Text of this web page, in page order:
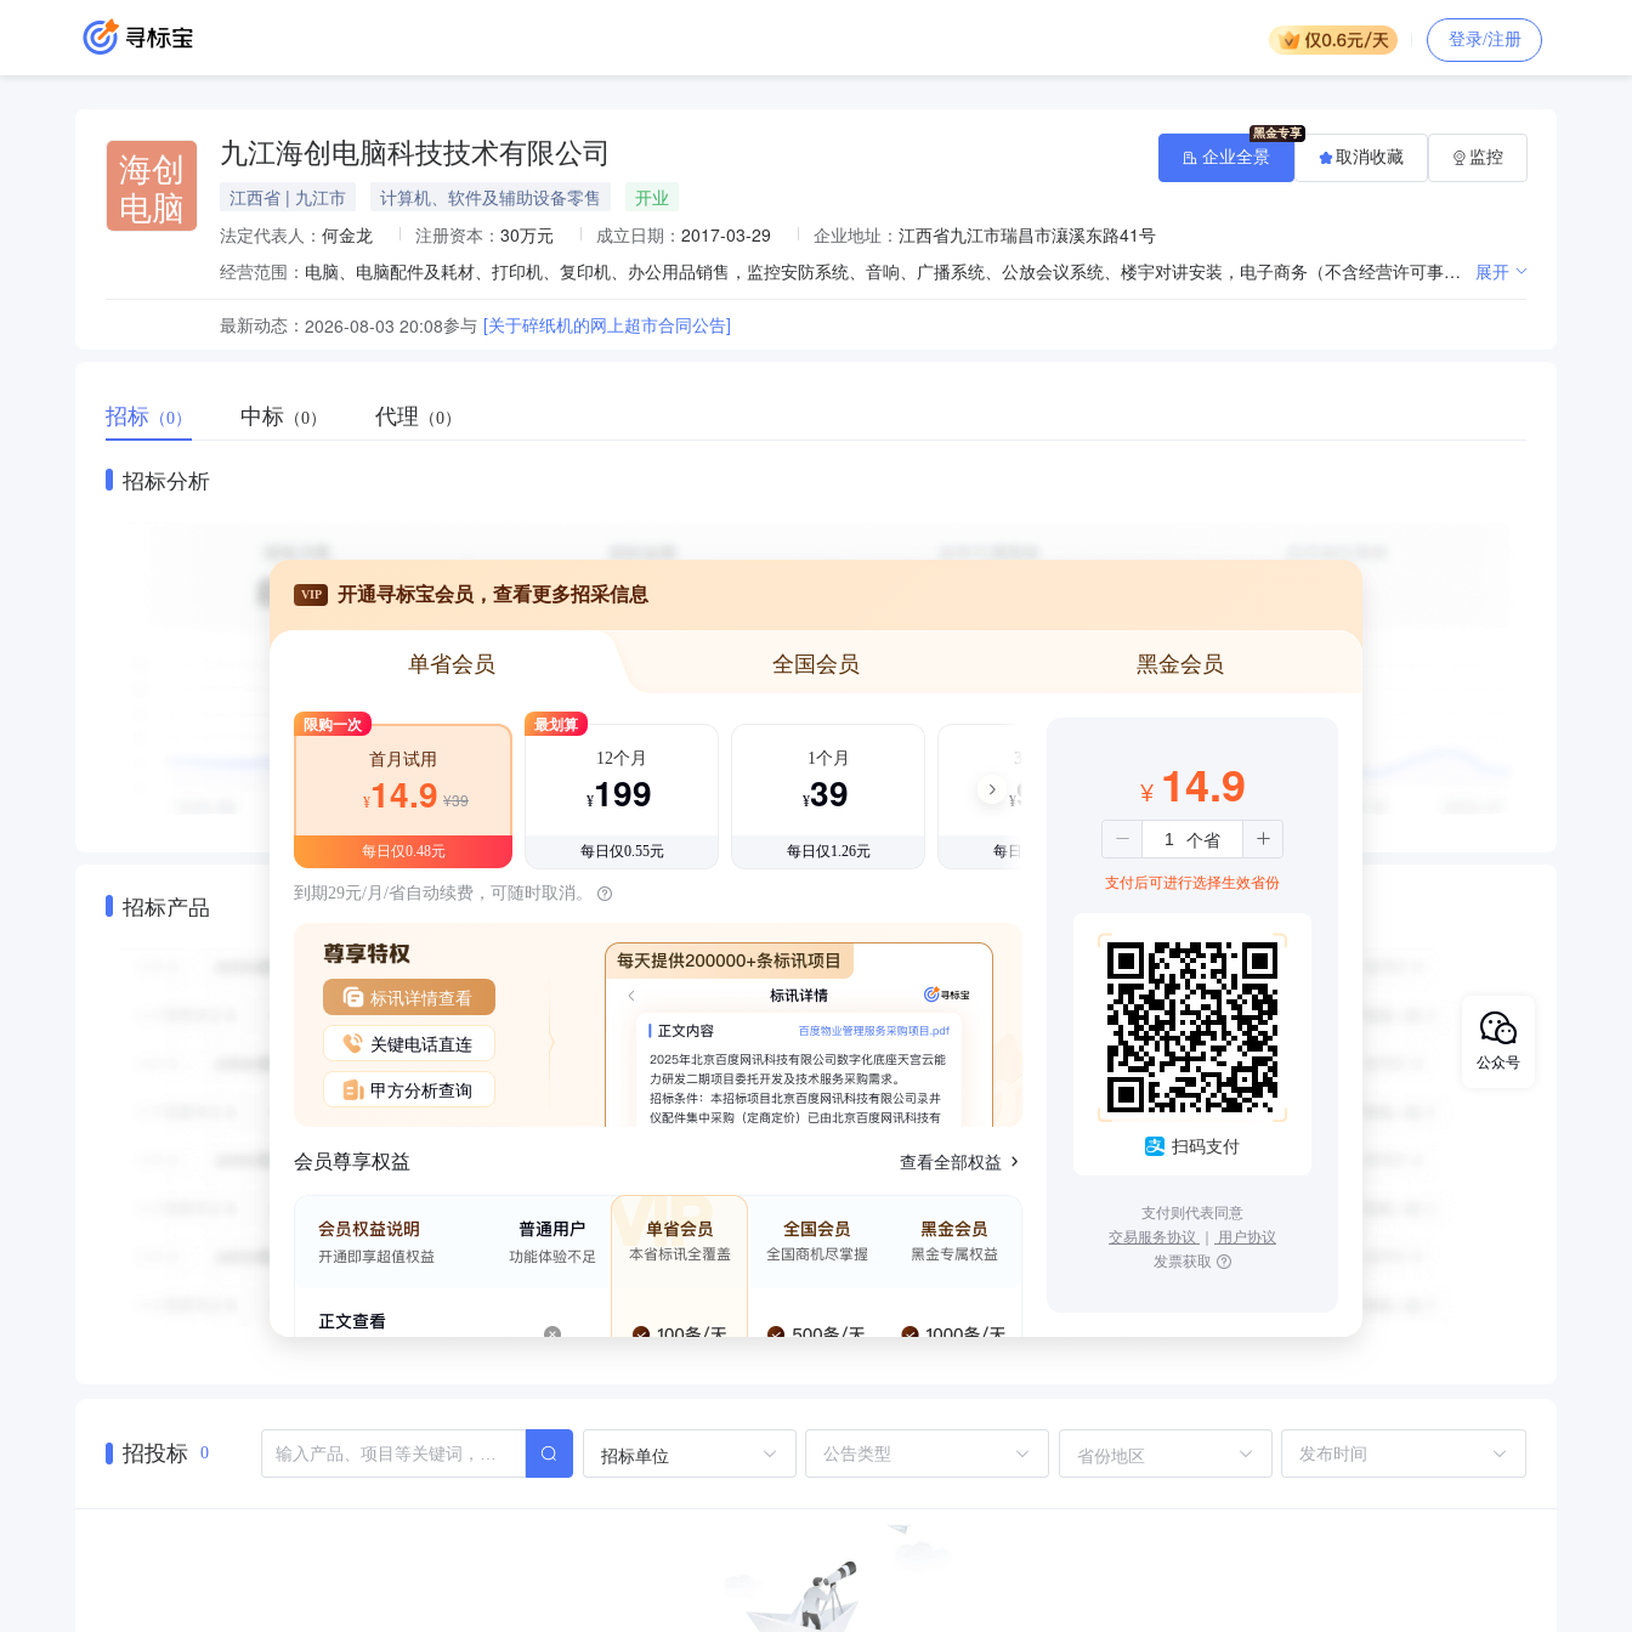
登录/注册
海创
电脑
九江海创电脑科技技术有限公司
江西省 | 九江市 计算机、软件及辅助设备零售
开业
法定代表人： 何金龙 注册资本： 30万元 成立日期： 2017-03-29 企业地址： 江西省九江市瑞昌市瀼溪东路41号
经营范围：
电脑、电脑配件及耗材、打印机、复印机、办公用品销售，监控安防系统、音响、广播系统、公放会议系统、楼宇对讲安装，电子商务（不含经营许可事项）推广，网络技术开发，商务信息咨询服务（依法须经批准的项目,经相关部门批准后方可开展经营活动）** 展开
最新动态： 2026-08-03 20:08参与 [关于碎纸机的网上超市合同公告]
企业全景 取消收藏 监控
招标 （0） 中标 （0） 代理 （0）
招标分析
招标产品
VIP 开通寻标宝会员，查看更多招采信息
单省会员 全国会员 黑金会员
限购一次
首月试用
¥14.9 ¥39
每日仅0.48元
最划算
12个月
¥199
每日仅0.55元
1个月
¥39
每日仅1.26元
3个月
¥99
每日仅1.08元
到期29元/月/省自动续费，可随时取消。
标讯详情查看
关键电话直连
甲方分析查询
会员尊享权益 查看全部权益
¥ 14.9
支付后可进行选择生效省份
扫码支付
支付则代表同意
交易服务协议 ｜ 用户协议
发票获取
招投标 0 招标单位 省份地区
公众号